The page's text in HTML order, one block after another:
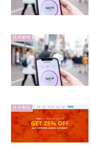
技术教程
技术教程